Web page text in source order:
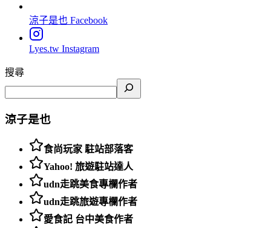
涼子是也 Facebook
Lyes.tw Instagram
搜尋
涼子是也
食尚玩家 駐站部落客
Yahoo! 旅遊駐站達人
udn走跳美食專欄作者
udn走跳旅遊專欄作者
愛食記 台中美食作者